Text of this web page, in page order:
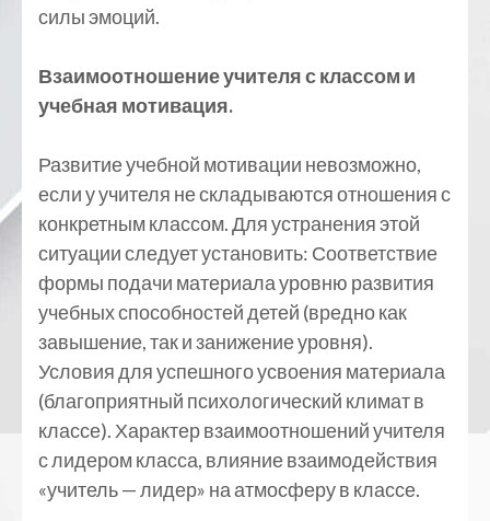
силы эмоций.
Взаимоотношение учителя с классом и
учебная мотивация.
Развитие учебной мотивации невозможно,
если у учителя не складываются отношения с
конкретным классом. Для устранения этой
ситуации следует установить: Соответствие
формы подачи материала уровню развития
учебных способностей детей (вредно как
завышение, так и занижение уровня).
Условия для успешного усвоения материала
(благоприятный психологический климат в
классе). Характер взаимоотношений учителя
с лидером класса, влияние взаимодействия
«учитель — лидер» на атмосферу в классе.